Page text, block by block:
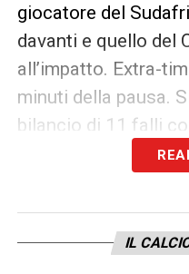
giocatore del
davanti e quello del
all’impatto. Extra-
minuti della pausa.
bilancio di 11 falli
SECONDO TEMPO
A inizio ripresa
cross di Johnston
IL